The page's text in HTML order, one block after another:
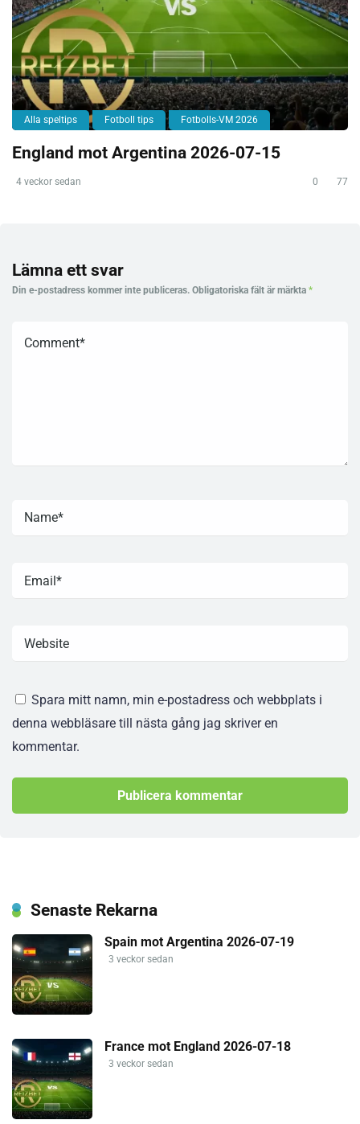
Alla speltips Fotboll tips Fotbolls-VM 2026
England mot Argentina 2026-07-15
4 veckor sedan 0 77
Lämna ett svar
Din e-postadress kommer inte publiceras. Obligatoriska fält är märkta *
Spara mitt namn, min e-postadress och webbplats i
denna webbläsare till nästa gång jag skriver en
kommentar.
Senaste Rekarna
Spain mot Argentina 2026-07-19
3 veckor sedan
France mot England 2026-07-18
3 veckor sedan